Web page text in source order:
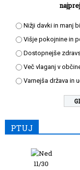
Nižji davki in manj
Višje pokojnine in
Dostopnejše
Več vlaganj v
Varnejša država in
PTUJ
11/30